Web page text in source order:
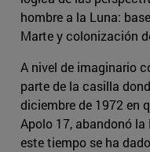
hombre a la Luna:
Marte y colonización
A nivel de imaginario
parte de la casilla
diciembre de 1972 en
Apolo 17, abandonó
este tiempo se ha